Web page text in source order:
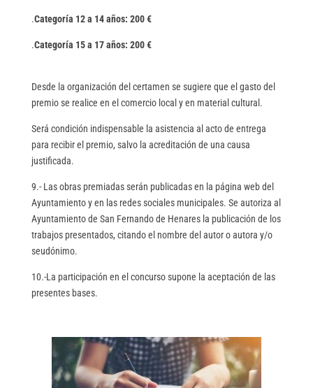
.Categoría 12 a 14 años: 200 €
.Categoría 15 a 17 años: 200 €
Desde la organización del certamen se sugiere que el gasto del
premio se realice en el comercio local y en material cultural.
Será condición indispensable la asistencia al acto de entrega
para recibir el premio, salvo la acreditación de una causa
justificada.
9.- Las obras premiadas serán publicadas en la página web del
Ayuntamiento y en las redes sociales municipales. Se autoriza al
Ayuntamiento de San Fernando de Henares la publicación de los
trabajos presentados, citando el nombre del autor o autora y/o
seudónimo.
10.-La participación en el concurso supone la aceptación de las
presentes bases.